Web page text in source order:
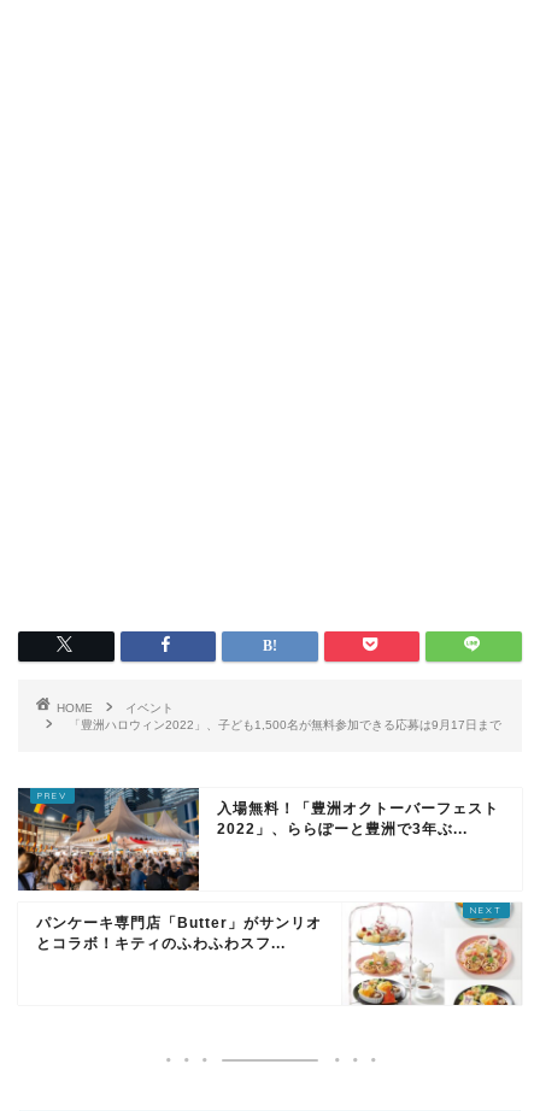
HOME
イベント
「豊洲ハロウィン2022」、子ども1,500名が無料参加できる応募は9月17日まで
入場無料！「豊洲オクトーバーフェスト
2022」、ららぽーと豊洲で3年ぶ...
パンケーキ専門店「Butter」がサンリオ
とコラボ！キティのふわふわスフ...